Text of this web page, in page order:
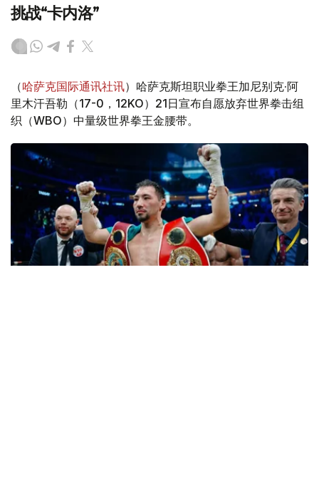
挑战“卡内洛”
（哈萨克国际通讯社讯）哈萨克斯坦职业拳王加尼别克·阿
里木汗吾勒（17-0，12KO）21日宣布自愿放弃世界拳击组
织（WBO）中量级世界拳王金腰带。